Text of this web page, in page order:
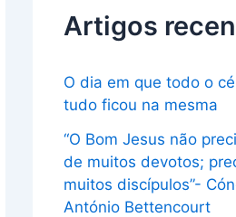
Artigos
O dia em que todo o
tudo ficou na mesma
“O Bom Jesus não
de muitos devotos;
muitos discípulos”-
António Bettencourt